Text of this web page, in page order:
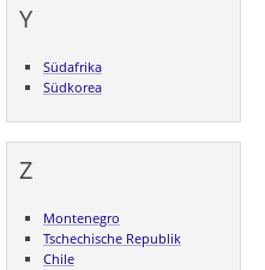
Y
Südafrika
Südkorea
Z
Montenegro
Tschechische Republik
Chile